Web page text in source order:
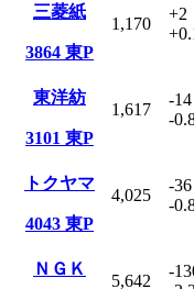
三菱紙
3864 東P
1,170
+2
東洋紡
3101 東P
1,617
-14
-
トクヤマ
4043 東P
4,025
-36
-
ＮＧＫ
5,642
-